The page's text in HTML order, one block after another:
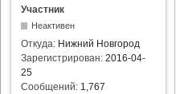
Участник
Неактивен
Откуда: Нижний Новгород
Зарегистрирован: 2016-04-
25
Сообщений: 1,767